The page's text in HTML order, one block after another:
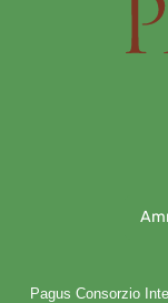
Pagus Consorzio